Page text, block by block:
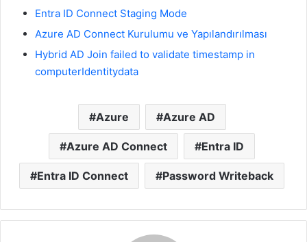
Entra ID Connect Staging Mode
Azure AD Connect Kurulumu ve Yapılandırılması
Hybrid AD Join failed to validate timestamp in
computerIdentitydata
Azure Azure AD
Azure AD Connect Entra ID
Entra ID Connect Password Writeback